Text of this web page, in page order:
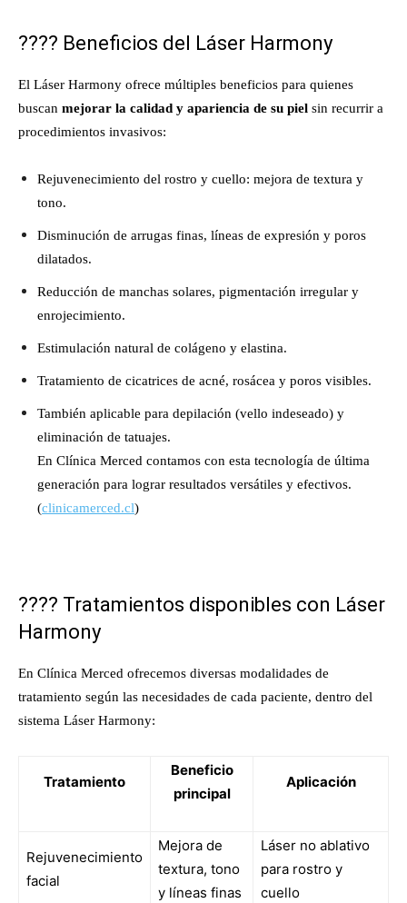
???? Beneficios del Láser Harmony
El Láser Harmony ofrece múltiples beneficios para quienes
buscan mejorar la calidad y apariencia de su piel sin recurrir a
procedimientos invasivos:
Rejuvenecimiento del rostro y cuello: mejora de textura y
tono.
Disminución de arrugas finas, líneas de expresión y poros
dilatados.
Reducción de manchas solares, pigmentación irregular y
enrojecimiento.
Estimulación natural de colágeno y elastina.
Tratamiento de cicatrices de acné, rosácea y poros visibles.
También aplicable para depilación (vello indeseado) y
eliminación de tatuajes.
En Clínica Merced contamos con esta tecnología de última
generación para lograr resultados versátiles y efectivos.
(clinicamerced.cl)
???? Tratamientos disponibles con Láser
Harmony
En Clínica Merced ofrecemos diversas modalidades de
tratamiento según las necesidades de cada paciente, dentro del
sistema Láser Harmony:
Tratamiento
Beneficio
principal
Aplicación
Rejuvenecimiento
facial
Mejora de
textura, tono
y líneas finas
Láser no ablativo
para rostro y
cuello